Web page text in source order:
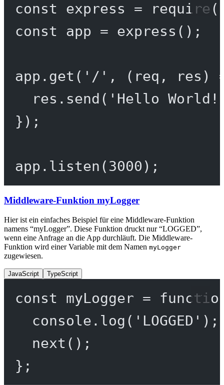
const express = require (
const
app = express ();
app. get ( '/' , ( req , res )
res. send ( 'Hello
});
app. listen (3000 );
Middleware-Funktion myLogger
Hier ist ein einfaches Beispiel für eine Middleware-Funktion
namens “myLogger”. Diese Funktion druckt nur “LOGGED”,
wenn eine Anfrage an die App durchläuft. Die Middleware-
Funktion wird einer Variable mit dem Namen myLogger
zugewiesen.
JavaScript TypeScript
const myLogger =
console. log ( 'LOGGED' );
next ();
};